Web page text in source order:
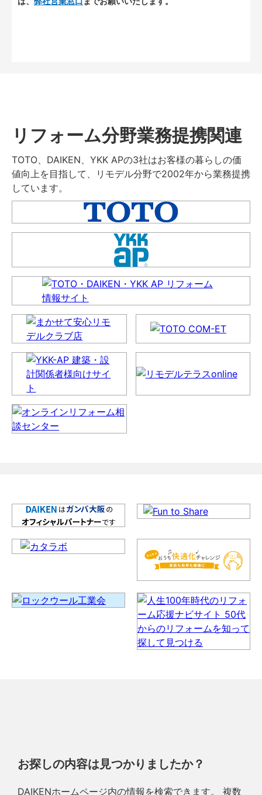
リフォーム分野業務提携関連
TOTO、DAIKEN、YKK APの3社はお客様の暮らしの価
値向上を目指して、リモデル分野で2002年から業務提携
しています。
お探しの内容は見つかりましたか？
DAIKENホームページ内の情報を検索できます。 複数